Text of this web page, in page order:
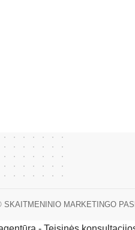
SKAITMENINIO MARKETINGO